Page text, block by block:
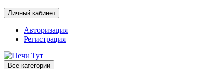
Личный кабинет
Авторизация
Регистрация
Все категории